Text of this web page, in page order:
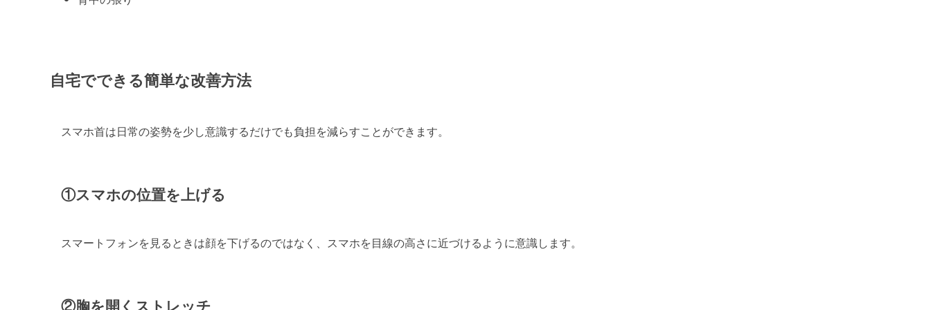
自宅でできる簡単な改善方法
スマホ首は日常の姿勢を少し意識するだけでも負担を減らすことができます。
①スマホの位置を上げる
スマートフォンを見るときは顔を下げるのではなく、スマホを目線の高さに近づけるように意識します。
②胸を開くストレッチ